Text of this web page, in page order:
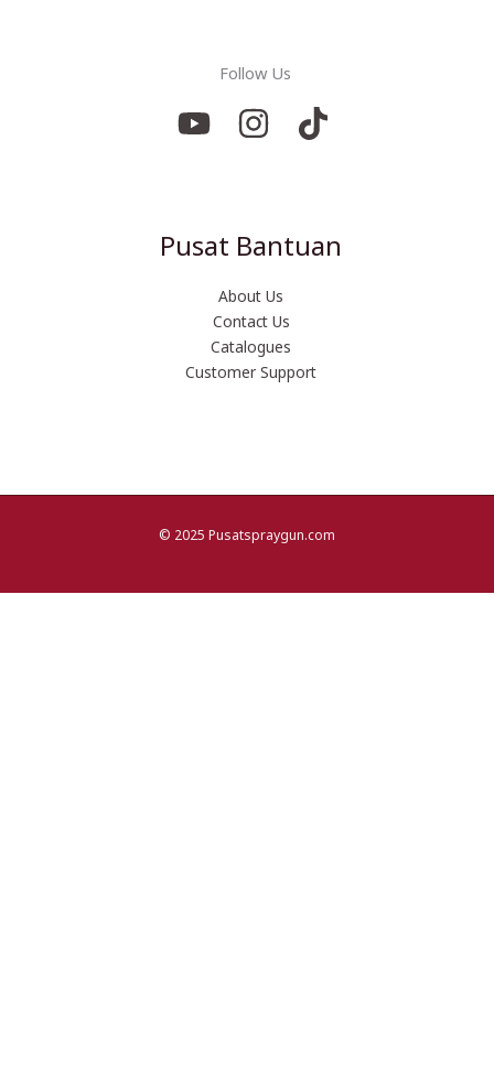
Follow Us
Pusat Bantuan
About Us
Contact Us
Catalogues
Customer Support
© 2025 Pusatspraygun.com